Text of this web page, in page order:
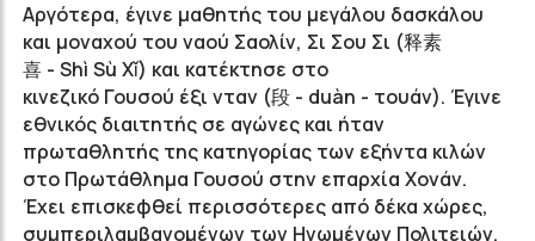
Αργότερα, έγινε μαθητής του μεγάλου δασκάλου
και μοναχού του ναού Σαολίν, Σι Σου Σι (释素
喜 - Shì Sù Xǐ) και κατέκτησε στο
κινεζικό Γουσού έξι νταν (段 - duàn - τουάν). Έγινε
εθνικός διαιτητής σε αγώνες και ήταν
πρωταθλητής της κατηγορίας των εξήντα κιλών
στο Πρωτάθλημα Γουσού στην επαρχία Χονάν.
Έχει επισκεφθεί περισσότερες από δέκα χώρες,
συμπεριλαμβανομένων των Ηνωμένων Πολιτειών,